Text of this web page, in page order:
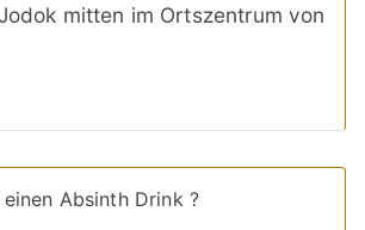
mitten im Ortszentrum von